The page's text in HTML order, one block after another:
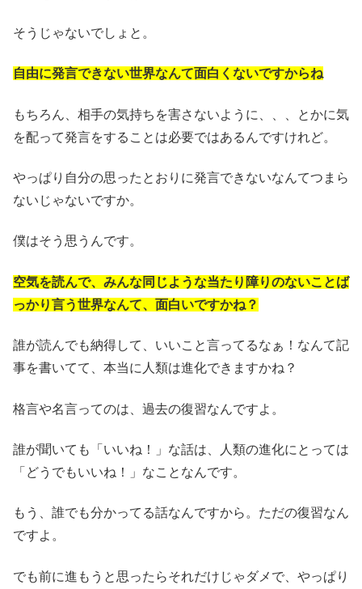
そうじゃないでしょと。
自由に発言できない世界なんて面白くないですからね
もちろん、相手の気持ちを害さないように、、、とかに気
を配って発言をすることは必要ではあるんですけれど。
やっぱり自分の思ったとおりに発言できないなんてつまら
ないじゃないですか。
僕はそう思うんです。
空気を読んで、みんな同じような当たり障りのないことば
っかり言う世界なんて、面白いですかね？
誰が読んでも納得して、いいこと言ってるなぁ！なんて記
事を書いてて、本当に人類は進化できますかね？
格言や名言ってのは、過去の復習なんですよ。
誰が聞いても「いいね！」な話は、人類の進化にとっては
「どうでもいいね！」なことなんです。
もう、誰でも分かってる話なんですから。ただの復習なん
ですよ。
でも前に進もうと思ったらそれだけじゃダメで、やっぱり